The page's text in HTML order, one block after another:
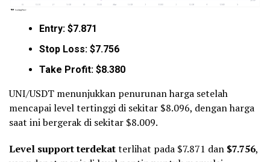
Entry: $7.871
Stop Loss: $7.756
Take Profit: $8.380
UNI/USDT menunjukkan penurunan harga setelah
mencapai level tertinggi di sekitar $8.096, dengan harga
saat ini bergerak di sekitar $8.009.
Level support terdekatterlihat pada $7.871 dan $7.756,